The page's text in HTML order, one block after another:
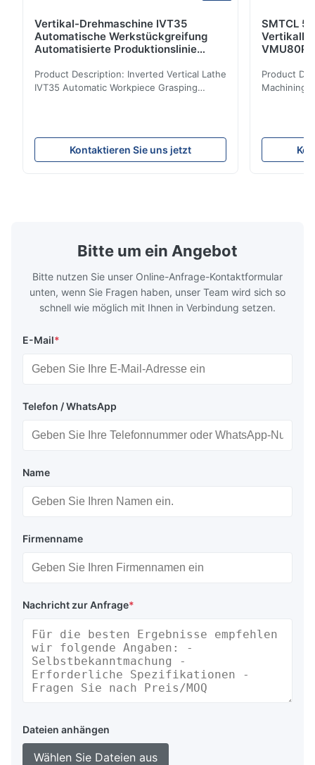
Vertikal-Drehmaschine IVT35
Automatische Werkstückgreifung
Automatisierte Produktionslinie
Product Description: Inverted Vertical Lathe
IVT35 Automatic Workpiece Grasping
a rigid frame-type bed for excellent
precision retention. Its inverted spindle
Kontaktieren Sie uns jetzt
SMTCL
VMU80P
Product
Machining
parts in
other
Bitte um ein Angebot
Bitte nutzen Sie unser Online-Anfrage-Kontaktformular
unten, wenn Sie Fragen haben, unser Team wird sich so
schnell wie möglich mit Ihnen in Verbindung setzen.
E-Mail*
Telefon / WhatsApp
Name
Firmenname
Nachricht zur Anfrage*
Dateien anhängen
Wählen Sie Dateien aus